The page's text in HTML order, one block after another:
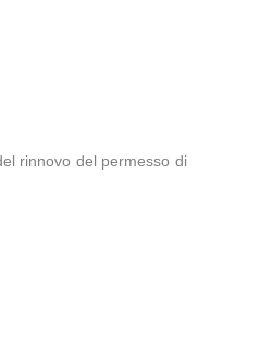
rinnovo del permesso di